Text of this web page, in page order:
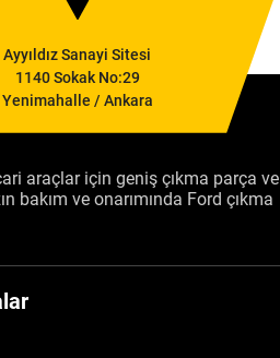
Ayyıldız Sanayi Sitesi
1140 Sokak No:29
Yenimahalle / Ankara
araçlar için geniş çıkma parça ve
ve onarımında Ford çıkma